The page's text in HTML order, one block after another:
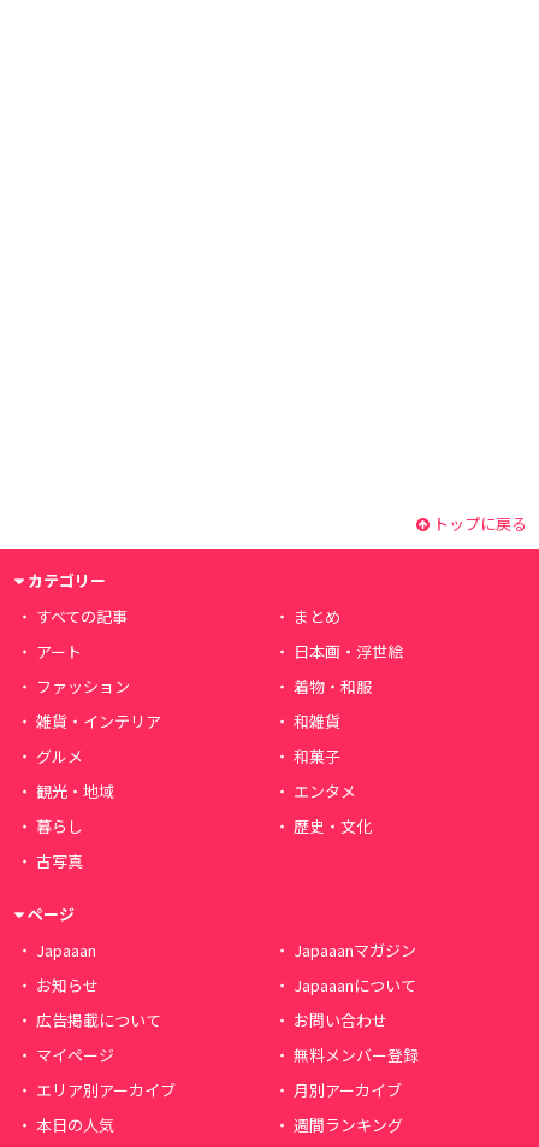
トップに戻る
カテゴリー
すべての記事
まとめ
アート
日本画・浮世絵
ファッション
着物・和服
雑貨・インテリア
和雑貨
グルメ
和菓子
観光・地域
エンタメ
暮らし
歴史・文化
古写真
ページ
Japaaan
Japaaanマガジン
お知らせ
Japaaanについて
広告掲載について
お問い合わせ
マイページ
無料メンバー登録
エリア別アーカイブ
月別アーカイブ
本日の人気
週間ランキング